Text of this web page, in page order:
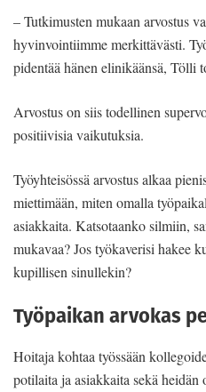
– ­Tutkimusten mukaan arvostus
hyvinvointiimme merkittävästi.
pidentää hänen elinikäänsä, Tölli
Arvostus on siis todellinen
positiivisia vaikutuksia.
Työyhteisössä arvostus alkaa
miettimään, miten omalla
asiakkaita. Katsotaanko silmiin,
mukavaa? Jos työkaverisi hakee
kupillisen sinullekin?
Työpaikan arvokas
Hoitaja kohtaa työssään
potilaita ja asiakkaita sekä heidän